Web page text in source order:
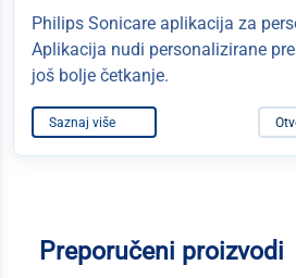
Philips Sonicare aplikacija za
Aplikacija nudi personalizirane
još bolje četkanje.
Saznaj više
Preporučeni proizvodi